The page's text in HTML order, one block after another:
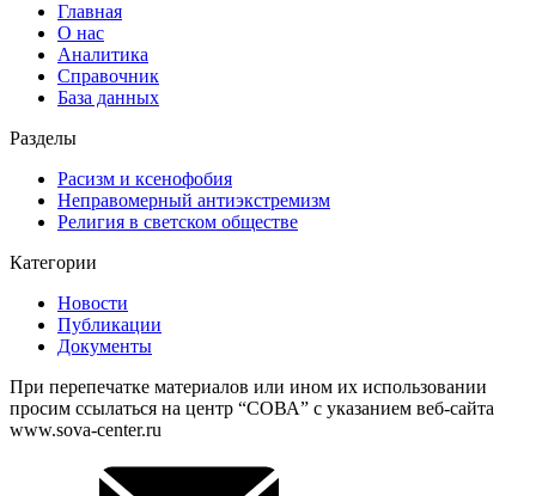
Главная
О нас
Аналитика
Справочник
База данных
Разделы
Расизм и ксенофобия
Неправомерный антиэкстремизм
Религия в светском обществе
Категории
Новости
Публикации
Документы
При перепечатке материалов или ином их использовании
просим ссылаться на центр “СОВА” с указанием веб-сайта
www.sova-center.ru